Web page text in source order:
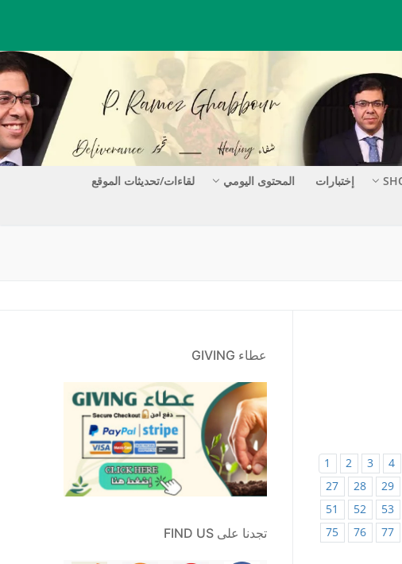
إختبارات المحتوى اليومي
لقاءات/تحديثات الموقع
1 2 3 4
27
28 29
51
52 53
75
76 77
عطاء GIVING
تجدنا على FIND US